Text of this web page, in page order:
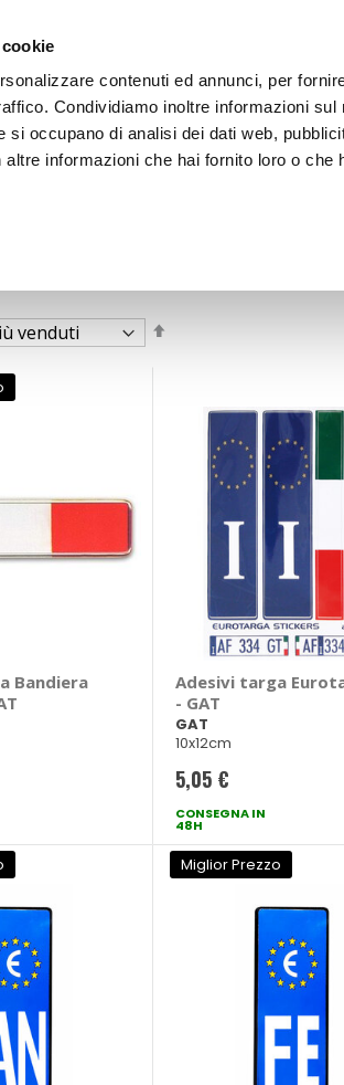
contenuti ed annunci, per
Condividiamo inoltre informazioni
si occupano di analisi dei dati web,
informazioni che hai fornito loro o che
Bandiera
Adesivi targa
- GAT
GAT
10x12cm
5,05 €
CONSEGNA IN
48H
Miglior Prezzo